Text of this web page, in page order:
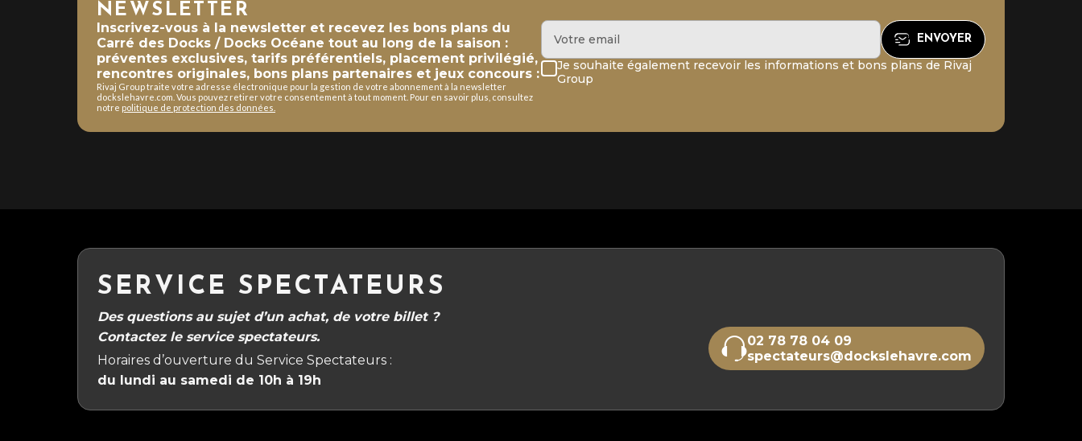
NEWSLETTER
Inscrivez-vous à la newsletter et recevez les bons plans du
Carré des Docks / Docks Océane tout au long de la saison :
préventes exclusives, tarifs préférentiels, placement privilégié,
rencontres originales, bons plans partenaires et jeux concours :
Rivaj Group traite votre adresse électronique pour la gestion de votre abonnement à la newsletter
dockslehavre.com. Vous pouvez retirer votre consentement à tout moment. Pour en savoir plus, consultez
notre politique de protection des données.
Je souhaite également recevoir les informations et bons plans de Rivaj
Group
SERVICE SPECTATEURS
Des questions au sujet d’un achat, de votre billet ?
Contactez le service spectateurs.
Horaires d’ouverture du Service Spectateurs :
du lundi au samedi de 10h à 19h
02 78 78 04 09
spectateurs@dockslehavre.com